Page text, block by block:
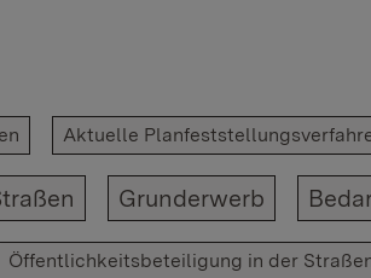
Aktuelle
Grunderwerb
Öffentlichkeitsbeteiligung in der